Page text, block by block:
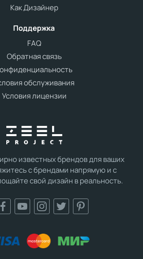
известных брендов для ваших
с брендами напрямую и с
свой дизайн в реальность.
Как Дизайнер
Поддержка
FAQ
Обратная связь
обслуживания
Условия лицензии